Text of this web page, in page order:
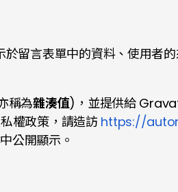
留言表單中的資料、使用者
稱為雜湊值)，並提供給
權政策，請造訪 https://
公開顯示。